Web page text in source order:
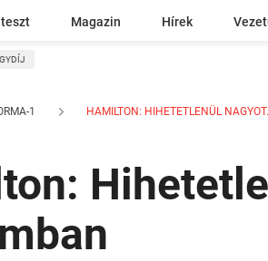
Magazin Hírek
1 HAMILTON: HIHETETLENÜL